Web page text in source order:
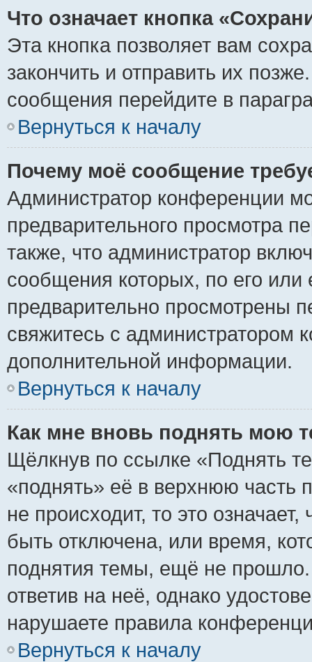
Что означает кнопка
Эта кнопка позволяет вам
закончить и отправить их
сообщения перейдите в
Вернуться к началу
Почему моё сообщение
Администратор конференции
предварительного просмотра
также, что администратор
сообщения которых, по его
предварительно просмотрены
свяжитесь с администратором
дополнительной информации.
Вернуться к началу
Как мне вновь поднять мою
Щёлкнув по ссылке «Поднять
«поднять» её в верхнюю часть
не происходит, то это
быть отключена, или время,
поднятия темы, ещё не
ответив на неё, однако
нарушаете правила
Вернуться к началу